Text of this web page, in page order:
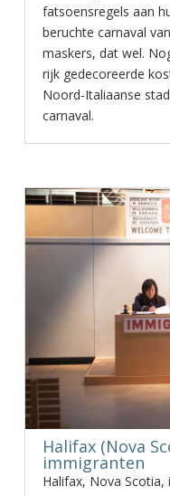
fatsoensregels aan
beruchte carnaval
maskers, dat wel.
rijk gedecoreerde
Noord-Italiaanse
carnaval.
Halifax (Nova
immigranten
Halifax, Nova